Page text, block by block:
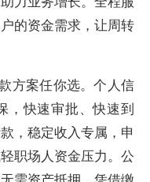
的资金需求，让周转
方案任你选。个人信
，快速审批、快速到
，稳定收入专属，申
职场人资金压力。公